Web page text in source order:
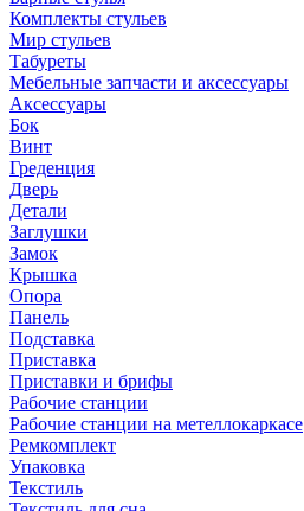
Комплекты стульев
Мир стульев
Табуреты
Мебельные запчасти и аксессуары
Аксессуары
Бок
Винт
Греденция
Дверь
Детали
Заглушки
Замок
Крышка
Опора
Панель
Подставка
Приставка
Приставки и брифы
Рабочие станции
Рабочие станции на метеллокаркасе
Ремкомплект
Упаковка
Текстиль